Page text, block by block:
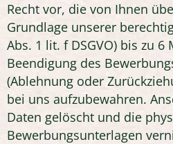
Recht vor, die von Ihnen
Grundlage unserer
Abs. 1 lit. f DSGVO) bis zu 6
Beendigung des
(Ablehnung oder
bei uns aufzubewahren.
Daten gelöscht und die
Bewerbungsunterlagen